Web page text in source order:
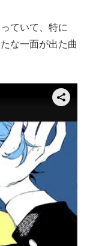
ていて、特に
な一面が出た曲